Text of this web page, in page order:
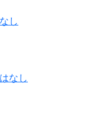
し
なし